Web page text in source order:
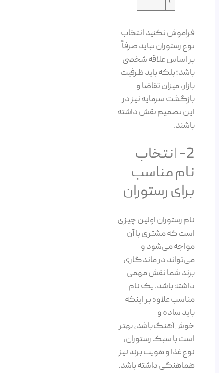
فراموش نکنید انتخاب
نوع رستوران نباید صرفاً
بر اساس علاقه شخصی
باشد؛ بلکه باید ظرفیت
بازار، میزان تقاضا و
بازگشت سرمایه نیز در
این تصمیم نقش داشته
باشند.
2- انتخاب
نام مناسب
برای رستوران
نام رستوران اولین چیزی
است که مشتری با آن
مواجه می‌شود و
می‌تواند در ماندگاری
برند شما نقش مهمی
داشته باشد. یک نام
مناسب علاوه بر اینکه
باید ساده و
خوش‌آهنگ باشد، بهتر
است با سبک رستوران،
نوع غذا و هویت برند نیز
هماهنگی داشته باشد.